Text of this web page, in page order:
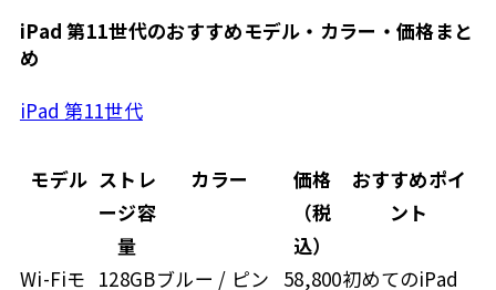
iPad 第11世代のおすすめモデル・カラー・価格まと
め
iPad 第11世代
モデル ストレ
ージ容
量
カラー
価格
（税
込）
おすすめポイ
ント
Wi-Fiモ 128GBブルー / ピン 58,800初めてのiPad